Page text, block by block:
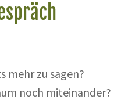
mehr zu sagen?
noch miteinander?